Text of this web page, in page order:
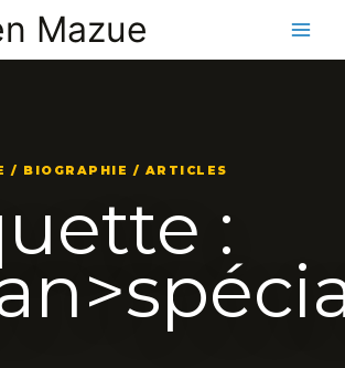
Mazue
/ BIOGRAPHIE / ARTICLES
: